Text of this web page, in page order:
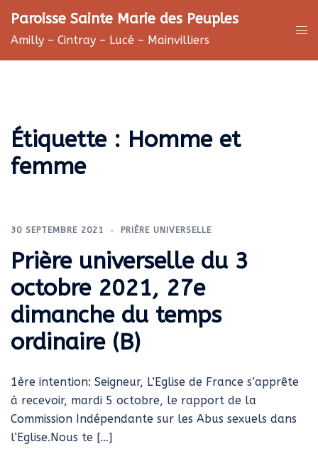
au
contenu
Paroisse Sainte Marie des Peuples
Amilly – Cintray – Lucé – Mainvilliers
Étiquette : Homme et
femme
30 SEPTEMBRE 2021 PRIÈRE UNIVERSELLE
Prière universelle du 3
octobre 2021, 27e
dimanche du temps
ordinaire (B)
1ère intention: Seigneur, L’Eglise de France s’apprête
à recevoir, mardi 5 octobre, le rapport de la
Commission Indépendante sur les Abus sexuels dans
l’Eglise.Nous te […]